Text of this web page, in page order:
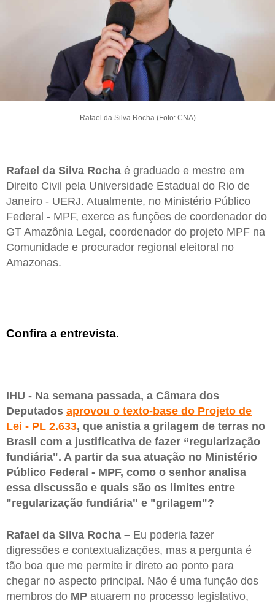
Rafael da Silva Rocha (Foto: CNA)
Rafael da Silva Rocha é graduado e mestre em
Direito Civil pela Universidade Estadual do Rio de
Janeiro - UERJ. Atualmente, no Ministério Público
Federal - MPF, exerce as funções de coordenador do
GT Amazônia Legal, coordenador do projeto MPF na
Comunidade e procurador regional eleitoral no
Amazonas.
Confira a entrevista.
IHU - Na semana passada, a Câmara dos
Deputados aprovou o texto-base do Projeto de
Lei - PL 2.633, que anistia a grilagem de terras no
Brasil com a justificativa de fazer “regularização
fundiária". A partir da sua atuação no Ministério
Público Federal - MPF, como o senhor analisa
essa discussão e quais são os limites entre
"regularização fundiária" e "grilagem"?
Rafael da Silva Rocha – Eu poderia fazer
digressões e contextualizações, mas a pergunta é
tão boa que me permite ir direto ao ponto para
chegar no aspecto principal. Não é uma função dos
membros do MP atuarem no processo legislativo,